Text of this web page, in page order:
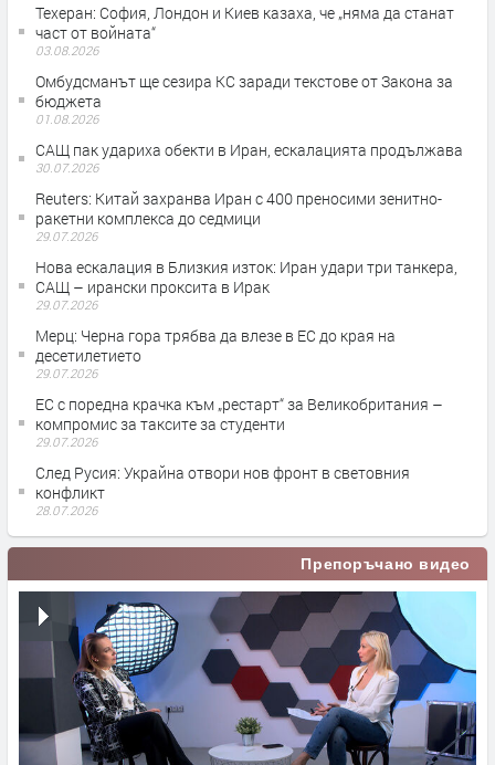
Teхеран: София, Лондон и Киев казаха, че „няма да станат
част от войната“
03.08.2026
Омбудсманът ще сезира КС заради текстове от Закона за
бюджета
01.08.2026
САЩ пак удариха обекти в Иран, ескалацията продължава
30.07.2026
Reuters: Китай захранва Иран с 400 преносими зенитно-
ракетни комплекса до седмици
29.07.2026
Нова ескалация в Близкия изток: Иран удари три танкера,
САЩ – ирански проксита в Ирак
29.07.2026
Мерц: Черна гора трябва да влезе в ЕС до края на
десетилетието
29.07.2026
ЕС с поредна крачка към „рестарт“ за Великобритания –
компромис за таксите за студенти
29.07.2026
След Русия: Украйна отвори нов фронт в световния
конфликт
28.07.2026
Препоръчано видео